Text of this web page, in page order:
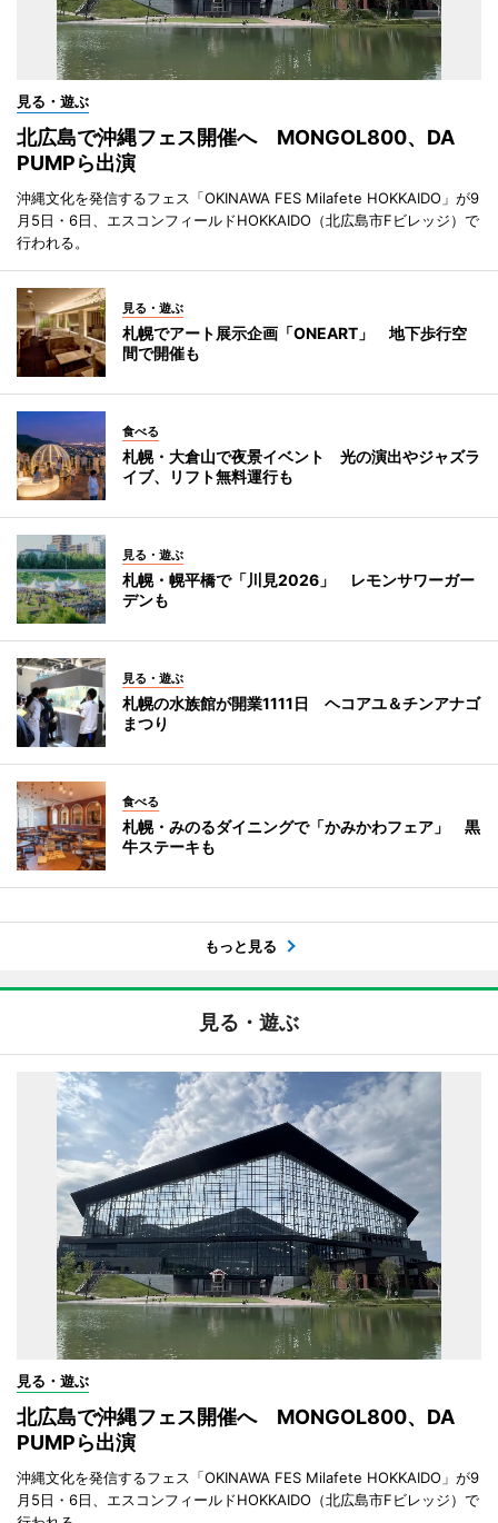
見る・遊ぶ
北広島で沖縄フェス開催へ MONGOL800、DA
PUMPら出演
沖縄文化を発信するフェス「OKINAWA FES Milafete HOKKAIDO」が9
月5日・6日、エスコンフィールドHOKKAIDO（北広島市Fビレッジ）で
行われる。
見る・遊ぶ
札幌でアート展示企画「ONEART」 地下歩行空
間で開催も
食べる
札幌・大倉山で夜景イベント 光の演出やジャズラ
イブ、リフト無料運行も
見る・遊ぶ
札幌・幌平橋で「川見2026」 レモンサワーガー
デンも
見る・遊ぶ
札幌の水族館が開業1111日 ヘコアユ＆チンアナゴ
まつり
食べる
札幌・みのるダイニングで「かみかわフェア」 黒
牛ステーキも
もっと見る
見る・遊ぶ
見る・遊ぶ
北広島で沖縄フェス開催へ MONGOL800、DA
PUMPら出演
沖縄文化を発信するフェス「OKINAWA FES Milafete HOKKAIDO」が9
月5日・6日、エスコンフィールドHOKKAIDO（北広島市Fビレッジ）で